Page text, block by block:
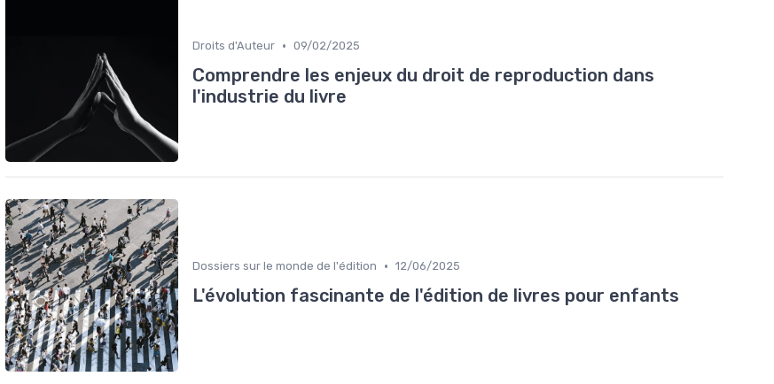
Droits d'Auteur • 09/02/2025
Comprendre les enjeux du droit de reproduction dans
l'industrie du livre
Dossiers sur le monde de l'édition • 12/06/2025
L'évolution fascinante de l'édition de livres pour enfants